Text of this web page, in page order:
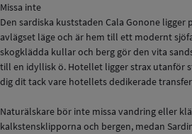
Missa inte
Den sardiska kuststaden Cala Gonone
avlägset läge och är hem till ett modernt
skogklädda kullar och berg gör den vita
till en idyllisk ö. Hotellet ligger strax utanför
dig dit tack vare hotellets dedikerade
Naturälskare bör inte missa vandring eller
kalkstensklipporna och bergen, medan